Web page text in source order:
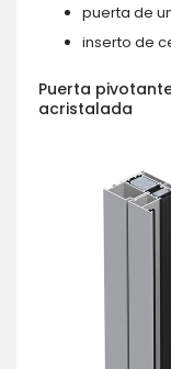
puerta de
inserto de
Puerta
acristalada